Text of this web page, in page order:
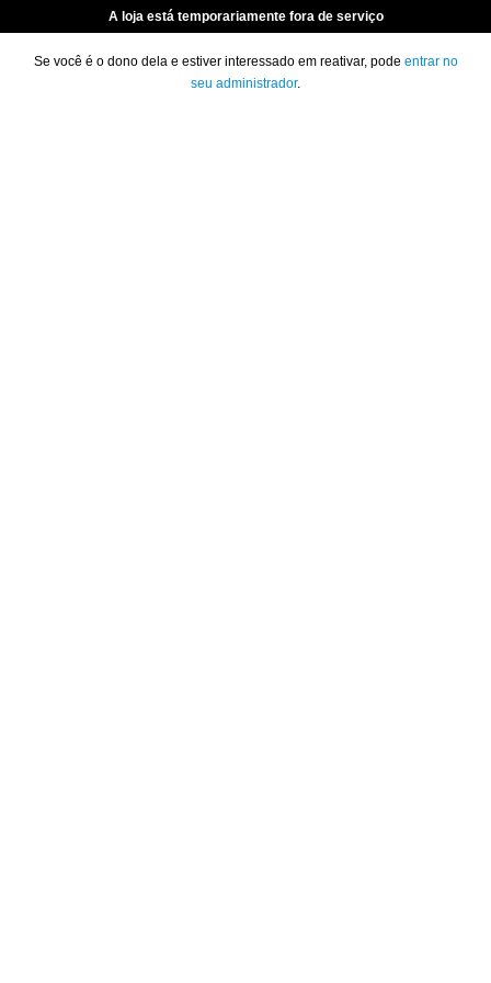
A loja está temporariamente fora de serviço
Se você é o dono dela e estiver interessado em reativar, pode entrar no
seu administrador.